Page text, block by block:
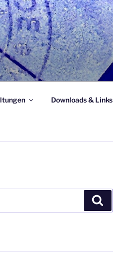
Downloads & Links